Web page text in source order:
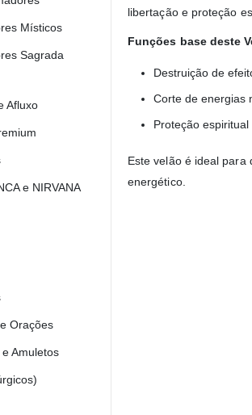
libertação e proteção
Funções base deste
Destruição de
Corte de energias
Proteção
Este velão é ideal
energético.
Místicos
Sagrada
Afluxo
e NIRVANA
Orações
Amuletos